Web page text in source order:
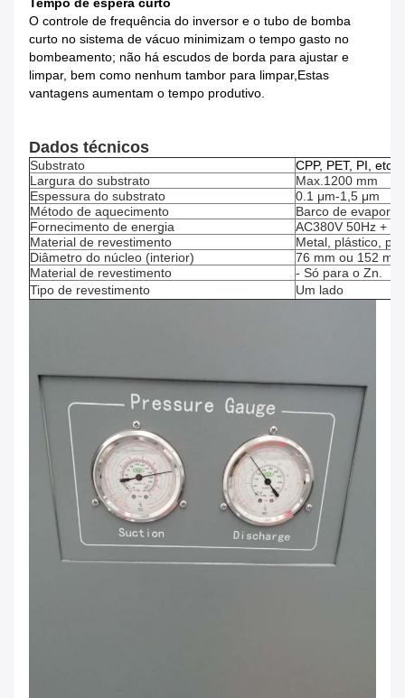
Tempo de espera curto
O controle de frequência do inversor e o tubo de bomba
curto no sistema de vácuo minimizam o tempo gasto no
bombeamento; não há escudos de borda para ajustar e
limpar, bem como nenhum tambor para limpar,Estas
vantagens aumentam o tempo produtivo.
Dados técnicos
Substrato
CPP, PET, PI, etc.
Largura do substrato
Max.1200 mm
Espessura do substrato
0.1 μm-1,5 μm
Método de aquecimento
Barco de
Fornecimento de energia
AC380V 50Hz +
Material de revestimento
Metal, plástico,
Diâmetro do núcleo (interior)
76 mm ou 152 mm
Material de revestimento
- Só para o Zn.
Tipo de revestimento
Um lado